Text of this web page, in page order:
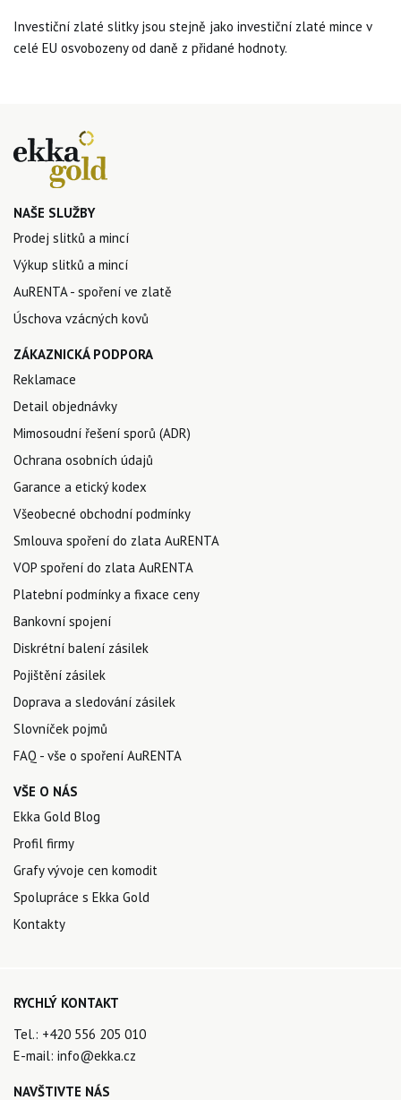
Investiční zlaté slitky jsou stejně jako investiční zlaté mince v
celé EU osvobozeny od daně z přidané hodnoty.
NAŠE SLUŽBY
Prodej slitků a mincí
Výkup slitků a mincí
AuRENTA - spoření ve zlatě
Úschova vzácných kovů
ZÁKAZNICKÁ PODPORA
Reklamace
Detail objednávky
Mimosoudní řešení sporů (ADR)
Ochrana osobních údajů
Garance a etický kodex
Všeobecné obchodní podmínky
Smlouva spoření do zlata AuRENTA
VOP spoření do zlata AuRENTA
Platební podmínky a fixace ceny
Bankovní spojení
Diskrétní balení zásilek
Pojištění zásilek
Doprava a sledování zásilek
Slovníček pojmů
FAQ - vše o spoření AuRENTA
VŠE O NÁS
Ekka Gold Blog
Profil firmy
Grafy vývoje cen komodit
Spolupráce s Ekka Gold
Kontakty
RYCHLÝ KONTAKT
Tel.: +420 556 205 010
E-mail: info@ekka.cz
NAVŠTIVTE NÁS